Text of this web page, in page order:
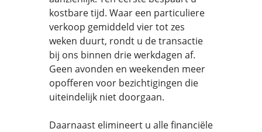
kostbare tijd. Waar een particuliere
verkoop gemiddeld vier tot zes
weken duurt, rondt u de transactie
bij ons binnen drie werkdagen af.
Geen avonden en weekenden meer
opofferen voor bezichtigingen die
uiteindelijk niet doorgaan.
Daarnaast elimineert u alle financiële